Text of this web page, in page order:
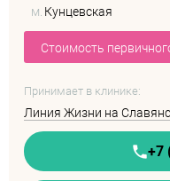
м. Кунцевская
Стоимость
Принимает в клинике:
Линия Жизни на
+7